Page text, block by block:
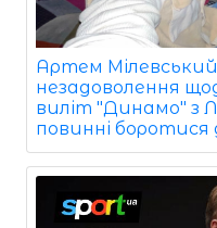
Артем
незадоволення
виліт "Динамо" з
повинні боротися